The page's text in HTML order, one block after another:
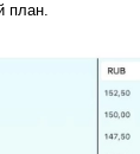
план.